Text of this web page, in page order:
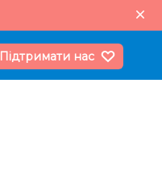
Підтримати нас